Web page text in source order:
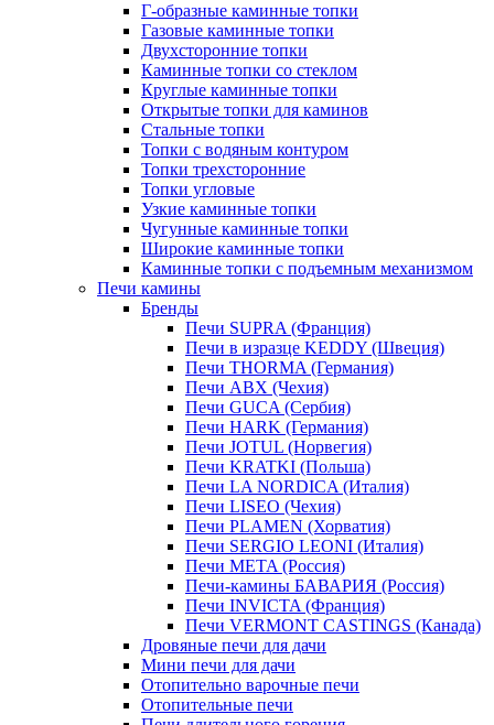
Г-образные каминные топки
Газовые каминные топки
Двухсторонние топки
Каминные топки со стеклом
Круглые каминные топки
Открытые топки для каминов
Стальные топки
Топки с водяным контуром
Топки трехсторонние
Топки угловые
Узкие каминные топки
Чугунные каминные топки
Широкие каминные топки
Каминные топки с подъемным механизмом
Печи камины
Бренды
Печи SUPRA (Франция)
Печи в изразце KEDDY (Швеция)
Печи THORMA (Германия)
Печи ABX (Чехия)
Печи GUCA (Сербия)
Печи HARK (Германия)
Печи JOTUL (Норвегия)
Печи KRATKI (Польша)
Печи LA NORDICA (Италия)
Печи LISEO (Чехия)
Печи PLAMEN (Хорватия)
Печи SERGIO LEONI (Италия)
Печи META (Россия)
Печи-камины БАВАРИЯ (Россия)
Печи INVICTA (Франция)
Печи VERMONT CASTINGS (Канада)
Дровяные печи для дачи
Мини печи для дачи
Отопительно варочные печи
Отопительные печи